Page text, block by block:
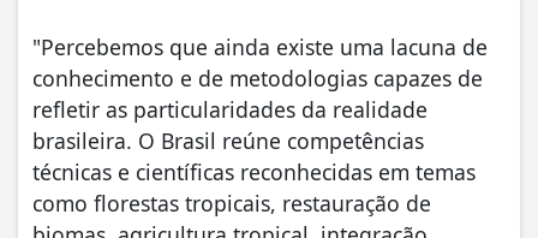
"Percebemos que ainda existe uma lacuna de
conhecimento e de metodologias capazes de
refletir as particularidades da realidade
brasileira. O Brasil reúne competências
técnicas e científicas reconhecidas em temas
como florestas tropicais, restauração de